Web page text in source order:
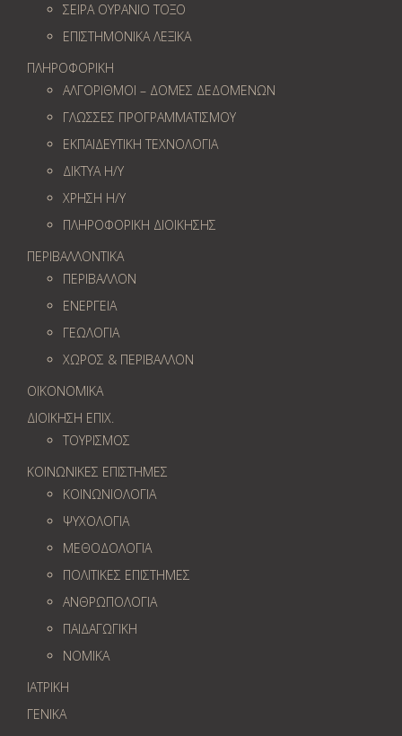
ΣΕΙΡΑ ΟΥΡΑΝΙΟ ΤΟΞΟ
ΕΠΙΣΤΗΜΟΝΙΚΑ ΛΕΞΙΚΑ
ΠΛΗΡΟΦΟΡΙΚΗ
ΑΛΓΟΡΙΘΜΟΙ – ΔΟΜΕΣ ΔΕΔΟΜΕΝΩΝ
ΓΛΩΣΣΕΣ ΠΡΟΓΡΑΜΜΑΤΙΣΜΟΥ
ΕΚΠΑΙΔΕΥΤΙΚΗ ΤΕΧΝΟΛΟΓΙΑ
ΔΙΚΤΥΑ Η/Υ
ΧΡΗΣΗ Η/Υ
ΠΛΗΡΟΦΟΡΙΚΗ ΔΙΟΙΚΗΣΗΣ
ΠΕΡΙΒΑΛΛΟΝΤΙΚΑ
ΠΕΡΙΒΑΛΛΟΝ
ΕΝΕΡΓΕΙΑ
ΓΕΩΛOΓΙΑ
ΧΩΡΟΣ & ΠΕΡΙΒΑΛΛΟΝ
ΟΙΚΟΝΟΜΙΚΑ
ΔΙΟΙΚΗΣΗ ΕΠΙΧ.
ΤΟΥΡΙΣΜΟΣ
ΚΟΙΝΩΝΙΚΕΣ ΕΠΙΣΤΗΜΕΣ
ΚΟΙΝΩΝΙΟΛΟΓΙΑ
ΨΥΧΟΛΟΓΙΑ
ΜΕΘΟΔΟΛΟΓΙΑ
ΠΟΛΙΤΙΚΕΣ ΕΠΙΣΤΗΜΕΣ
ΑΝΘΡΩΠΟΛΟΓΙΑ
ΠΑΙΔΑΓΩΓΙΚΗ
ΝΟΜΙΚΑ
ΙΑΤΡΙΚΗ
ΓΕΝΙΚΑ